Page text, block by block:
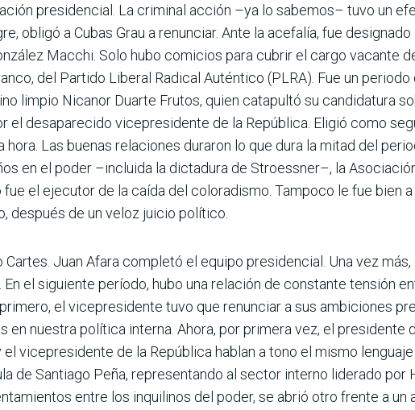
presidencial. La cri­minal acción –ya lo sabemos– tuvo un
obligó a Cubas Grau a renunciar. Ante la acefalía, fue
Macchi. Solo hubo comicios para cubrir el cargo vacante
del Partido Liberal Radi­cal Auténtico (PLRA). Fue un periodo
limpio Nicanor Duarte Frutos, quien catapultó su candidatura
el desaparecido vicepresidente de la República. Eligió como
Las buenas relaciones duraron lo que dura la mitad del
en el poder –incluida la dictadura de Stroessner–, la
el ejecutor de la caída del coloradismo. Tampoco le fue bien a
después de un veloz juicio político.
Juan Afara completó el equipo pre­sidencial. Una vez
el siguiente período, hubo una relación de cons­tante tensión
el vice­presidente tuvo que renunciar a sus ambiciones
en nuestra política interna. Ahora, por primera vez, el presidente
vicepresidente de la República hablan a tono el mismo lenguaje
de Santiago Peña, representando al sector interno liderado por
entre los inquili­nos del poder, se abrió otro frente a un